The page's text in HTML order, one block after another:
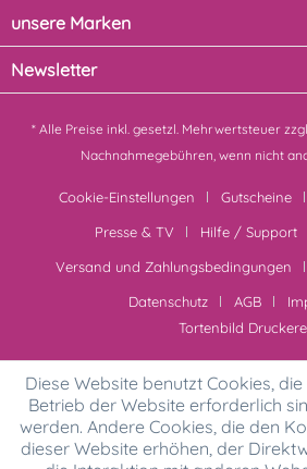
unsere Marken
Newsletter
* Alle Preise inkl. gesetzl. Mehrwertsteuer
Nachnahmegebühren, wenn nicht
Cookie-Einstellungen Gutscheine
Presse & TV
Hilfe / Support
Versand und Zahlungsbedingungen
Datenschutz
AGB
Tortenbild
Diese Website benutzt Cookies,
Betrieb der Website erforderlich
werden. Andere Cookies, die den
dieser Website erhöhen, der